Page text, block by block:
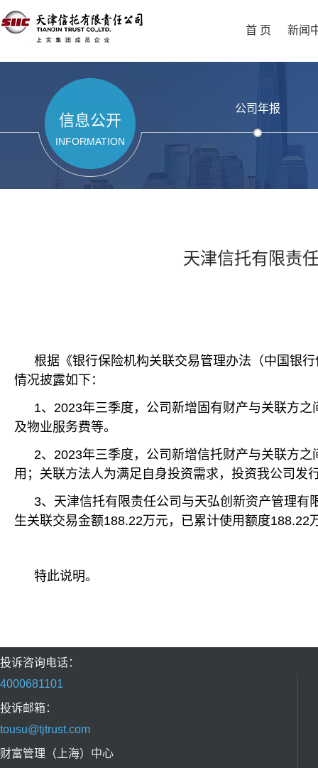
首 页 新闻
信息公开
INFORMATION
公司年报
天津信托有限责
根据《银行保险机构关联交易管理办法（中国银
情况披露如下：
1、2023年三季度，公司新增固有财产与关联方
及物业服务费等。
2、2023年三季度，公司新增信托财产与关联方
用；关联方法人为满足自身投资需求，投资我公司发
3、天津信托有限责任公司与天弘创新资产管理
生关联交易金额188.22万元，已累计使用额度188.22
特此说明。
投诉咨询电话：
4000681101
投诉邮箱：
tousu@tjtrust.com
财富管理（上海）中心